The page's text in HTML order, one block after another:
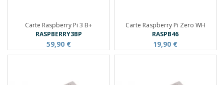
Carte Raspberry Pi 3 B+
RASPBERRY3BP
59,90 €
Carte Raspberry Pi Zero WH
RASPB46
19,90 €